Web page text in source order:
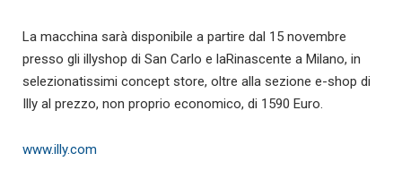
La macchina sarà disponibile a partire dal 15 novembre
presso gli illyshop di San Carlo e laRinascente a Milano, in
selezionatissimi concept store, oltre alla sezione e-shop di
Illy al prezzo, non proprio economico, di 1590 Euro.
www.illy.com